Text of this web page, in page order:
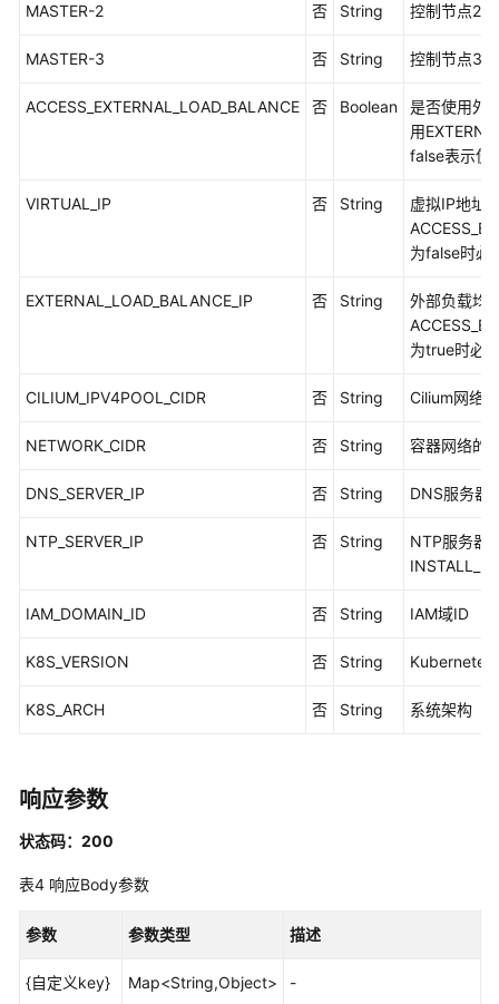
览
如
调
API
集
取
群
表
ShowClusterList
群
用
EnableClusterPolicy
取
群
MASTER-2 否 String 控制节点2
MASTER-3 否 String 控制节点3
ACCESS_EXTERNAL_LOAD_BALANCE 否 Boolean
是否使用外
用
false表示使
VIRTUAL_IP 否 String
虚拟IP地址
为false时必
EXTERNAL_LOAD_BALANCE_IP 否 String
外部负载均
为true时必
CILIUM_IPV4POOL_CIDR 否 String Cilium网络
NETWORK_CIDR 否 String 容器网络的
DNS_SERVER_IP 否 String DNS服务器
NTP_SERVER_IP 否 String
NTP服务器
IAM_DOMAIN_ID 否 String IAM域ID
K8S_VERSION 否 String Kubernetes
K8S_ARCH 否 String 系统架构
响应参数
状态码：200
表4 响应Body参数
参数 参数类型 描述
{自定义key} Map<String,Object> -